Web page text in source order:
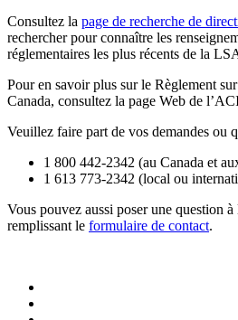
Consultez la page de recherche de
rechercher pour connaître les
réglementaires les plus récents de la
Pour en savoir plus sur le Règlement
Canada, consultez la page Web de
Veuillez faire part de vos demandes ou
1 800 442-2342 (au Canada et
1 613 773-2342 (local ou
Vous pouvez aussi poser une question
remplissant le formulaire de contact.